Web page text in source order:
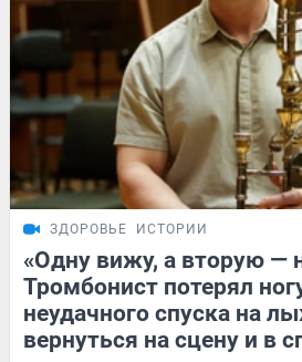
ЗДОРОВЬЕ ИСТОРИИ
«Одну вижу, а вторую —
Тромбонист потерял
неудачного спуска на
вернуться на сцену и в